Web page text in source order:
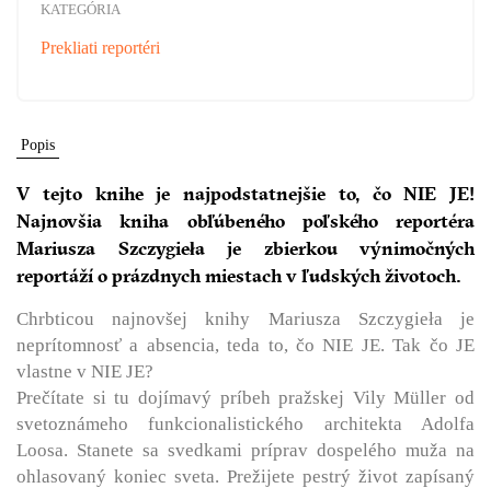
KATEGÓRIA
Prekliati reportéri
Popis
V tejto knihe je najpodstatnejšie to, čo NIE JE!
Najnovšia kniha obľúbeného poľského reportéra
Mariusza Szczygieła je zbierkou výnimočných
reportáží o prázdnych miestach v ľudských životoch.
Chrbticou najnovšej knihy Mariusza Szczygieła je
neprítomnosť a absencia, teda to, čo NIE JE. Tak čo JE
vlastne v NIE JE?
Prečítate si tu dojímavý príbeh pražskej Vily Müller od
svetoznámeho funkcionalistického architekta Adolfa
Loosa. Stanete sa svedkami príprav dospelého muža na
ohlasovaný koniec sveta. Prežijete pestrý život zapísaný